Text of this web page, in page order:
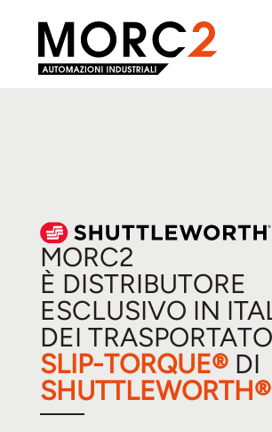
MORC2
È DISTRIBUTORE
ESCLUSIVO IN
DEI
SLIP-TORQUE®DI
SHUTTLEWORTH®